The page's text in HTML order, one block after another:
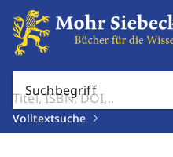
Suchbegriff
Volltextsuche